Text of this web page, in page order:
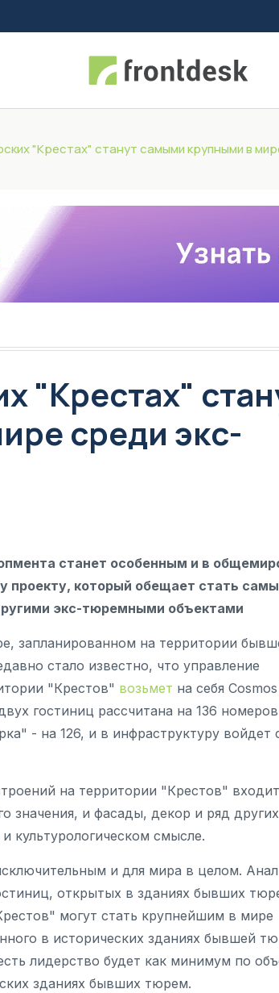
"Крестах" станут самыми крупными в
"Крестах"
среди экс-
станет особенным и в
проекту, который обещает стать
экс-тюремными объектами
запланированном на территории
стало известно, что управление
"Крестов" возьмет на себя
гостиниц рассчитана на 136
- на 126, и в инфраструктуру войдет
на территории "Крестов"
значения, и фасады, декор и ряд других
культурологическом смысле.
и для мира в целом.
открытых в зданиях бывших
могут стать крупнейшим в мире
в исторических зданиях бывшей
лидерство будет как минимум по
зданиях бывших тюрем.